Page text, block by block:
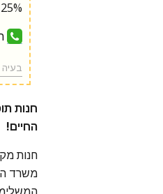
25% הנחה על כל תוספי התזונה ומזונות-העל!
חנות
החיים!
חנות
משרד